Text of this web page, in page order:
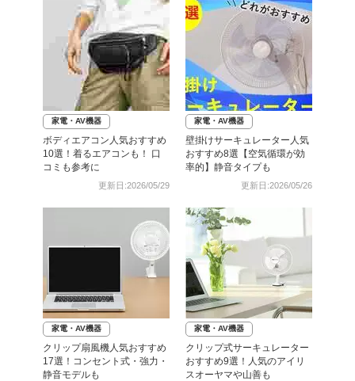
家電・AV機器
ボディエアコン人気おすすめ
10選！着るエアコンも！ 口
コミも参考に
更新日:2026/05/29
家電・AV機器
壁掛けサーキュレーター人気
おすすめ8選【空気循環が効
率的】静音タイプも
更新日:2026/05/26
家電・AV機器
クリップ扇風機人気おすすめ
17選！コンセント式・強力・
静音モデルも
家電・AV機器
クリップ式サーキュレーター
おすすめ9選！人気のアイリ
スオーヤマや山善も